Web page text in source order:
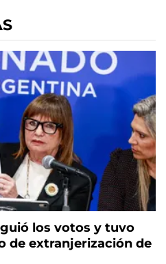
los votos y tuvo
de extranjerización de